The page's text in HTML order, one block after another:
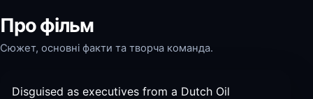
Про фільм
Сюжет, основні факти та творча команда.
Disguised as executives from a Dutch Oil